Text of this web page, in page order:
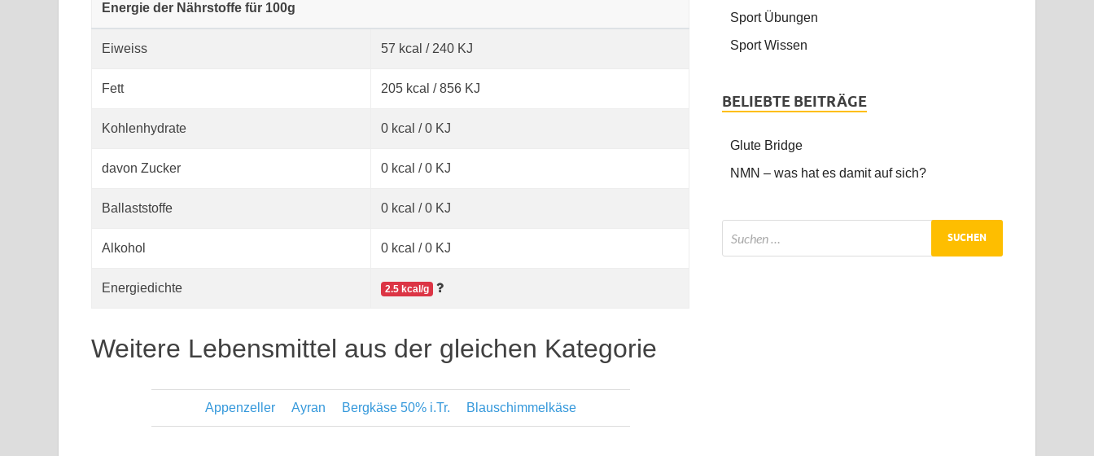
Energie der Nährstoffe für 100g
Eiweiss 57 kcal / 240 KJ
Fett 205 kcal / 856 KJ
Kohlenhydrate 0 kcal / 0 KJ
davon Zucker 0 kcal / 0 KJ
Ballaststoffe 0 kcal / 0 KJ
Alkohol 0 kcal / 0 KJ
Energiedichte 2.5 kcal/g
Weitere Lebensmittel aus der gleichen Kategorie
Appenzeller Ayran Bergkäse 50% i.Tr. Blauschimmelkäse
Sport Übungen
Sport Wissen
BELIEBTE BEITRÄGE
Glute Bridge
NMN – was hat es damit auf sich?